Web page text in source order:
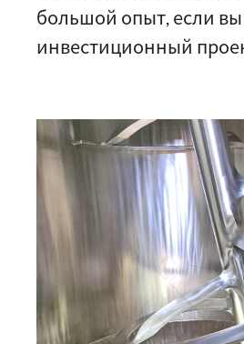
большой опыт, если вы
инвестиционный